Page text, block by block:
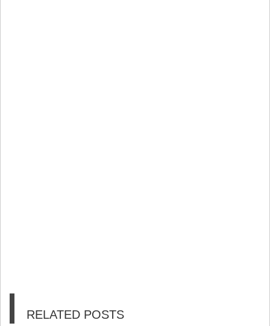
RELATED POSTS